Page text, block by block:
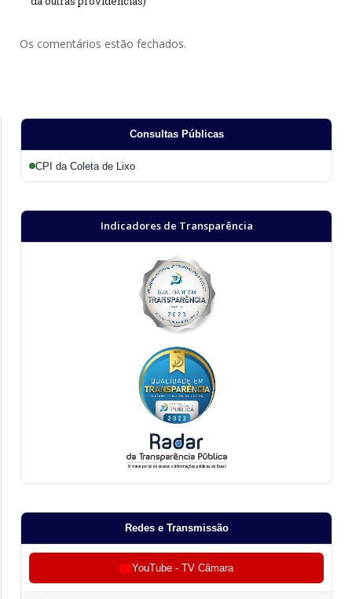
Os comentários estão fechados.
Consultas Públicas
CPI da Coleta de Lixo
Indicadores de Transparência
Redes e Transmissão
YouTube - TV Câmara